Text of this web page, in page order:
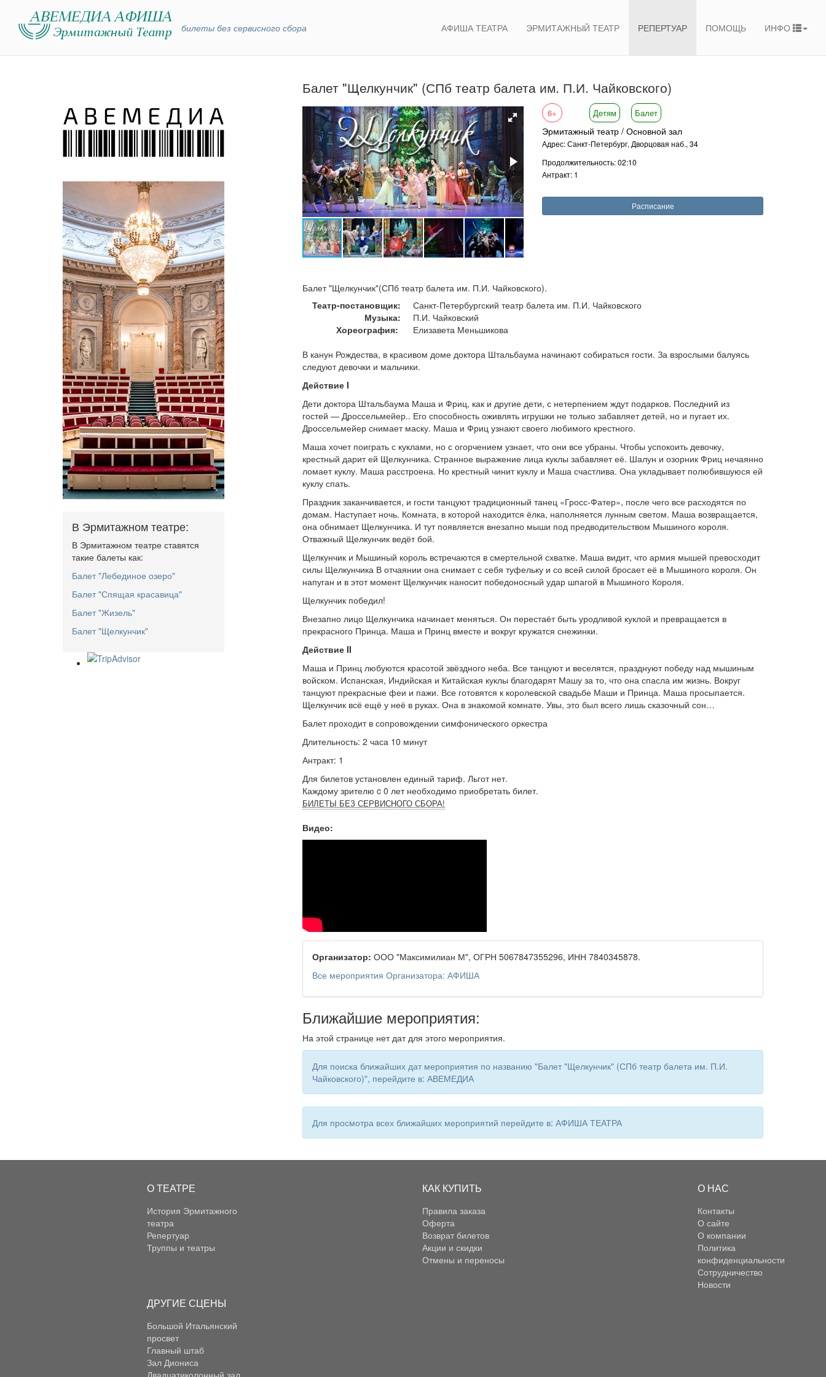
билеты без сервисного сбора АФИША ТЕАТРА ЭРМИТАЖНЫЙ ТЕАТР РЕПЕРТУАР ПОМОЩЬ ИНФО
Балет "Щелкунчик" (СПб театр балета им. П.И. Чайковского)
6+ Детям Балет
Эрмитажный театр / Основной зал
Адрес: Санкт-Петербург, Дворцовая наб., 34
Продолжительность: 02:10
Антракт: 1
Расписание
Балет "Щелкунчик"(СПб театр балета им. П.И. Чайковского).
Театр-постановщик:
Санкт-Петербургский театр балета им. П.И. Чайковского
Музыка:
П.И. Чайковский
Хореография:
Елизавета Меньшикова
В канун Рождества, в красивом доме доктора Штальбаума начинают собираться гости. За взрослыми балуясь
следуют девочки и мальчики.
Действие I
Дети доктора Штальбаума Маша и Фриц, как и другие дети, с нетерпением ждут подарков. Последний из
гостей — Дроссельмейер.. Его способность оживлять игрушки не только забавляет детей, но и пугает их.
Дроссельмейер снимает маску. Маша и Фриц узнают своего любимого крестного.
Маша хочет поиграть с куклами, но с огорчением узнает, что они все убраны. Чтобы успокоить девочку,
крестный дарит ей Щелкунчика. Странное выражение лица куклы забавляет её. Шалун и озорник Фриц нечаянно
ломает куклу. Маша расстроена. Но крестный чинит куклу и Маша счастлива. Она укладывает полюбившуюся ей
куклу спать.
Праздник заканчивается, и гости танцуют традиционный танец «Гросс-Фатер», после чего все расходятся по
домам. Наступает ночь. Комната, в которой находится ёлка, наполняется лунным светом. Маша возвращается,
она обнимает Щелкунчика. И тут появляется внезапно мыши под предводительством Мышиного короля.
Отважный Щелкунчик ведёт бой.
Щелкунчик и Мышиный король встречаются в смертельной схватке. Маша видит, что армия мышей превосходит
силы Щелкунчика В отчаянии она снимает с себя туфельку и со всей силой бросает её в Мышиного короля. Он
напуган и в этот момент Щелкунчик наносит победоносный удар шпагой в Мышиного Короля.
Щелкунчик победил!
Внезапно лицо Щелкунчика начинает меняться. Он перестаёт быть уродливой куклой и превращается в
прекрасного Принца. Маша и Принц вместе и вокруг кружатся снежинки.
Действие II
Маша и Принц любуются красотой звёздного неба. Все танцуют и веселятся, празднуют победу над мышиным
войском. Испанская, Индийская и Китайская куклы благодарят Машу за то, что она спасла им жизнь. Вокруг
танцуют прекрасные феи и пажи. Все готовятся к королевской свадьбе Маши и Принца. Маша просыпается.
Щелкунчик всё ещё у неё в руках. Она в знакомой комнате. Увы, это был всего лишь сказочный сон…
Балет проходит в сопровождении симфонического оркестра
Длительность: 2 часа 10 минут
Антракт: 1
Для билетов установлен единый тариф. Льгот нет.
Каждому зрителю c 0 лет необходимо приобретать билет.
БИЛЕТЫ БЕЗ СЕРВИСНОГО СБОРА!
Видео:
Организатор: ООО "Максимилиан М", ОГРН 5067847355296, ИНН 7840345878.
Все мероприятия Организатора: АФИША
Ближайшие мероприятия:
На этой странице нет дат для этого мероприятия.
Для поиска ближайших дат мероприятия по названию "Балет "Щелкунчик" (СПб театр балета им. П.И.
Чайковского)", перейдите в: АВЕМЕДИА
Для просмотра всех ближайших мероприятий перейдите в: АФИША ТЕАТРА
В Эрмитажном театре:
В Эрмитажном театре ставятся
такие балеты как:
Балет "Лебединое озеро"
Балет "Спящая красавица"
Балет "Жизель"
Балет "Щелкунчик"
О ТЕАТРЕ
История Эрмитажного
театра
Репертуар
Труппы и театры
КАК КУПИТЬ
Правила заказа
Оферта
Возврат билетов
Акции и скидки
Отмены и переносы
О НАС
Контакты
О сайте
О компании
Политика
конфиденциальности
Сотрудничество
Новости
ДРУГИЕ СЦЕНЫ
Большой Итальянский
просвет
Главный штаб
Зал Диониса
Двадцатиколонный зал